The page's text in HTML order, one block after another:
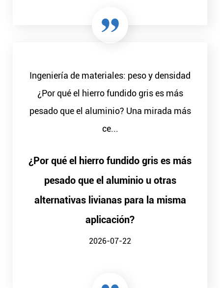
Ingeniería de materiales: peso y densidad
¿Por qué el hierro fundido gris es más
pesado que el aluminio? Una mirada más
ce...
¿Por qué el hierro fundido gris es más
pesado que el aluminio u otras
alternativas livianas para la misma
aplicación?
2026-07-22